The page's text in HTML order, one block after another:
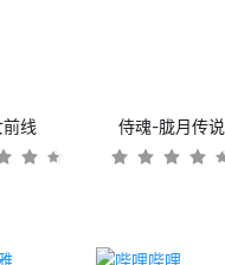
线 侍魂-胧月传说